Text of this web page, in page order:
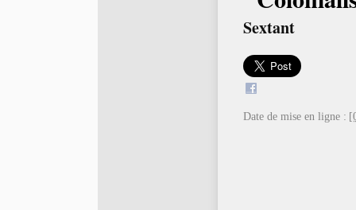
Sextant
Date de mise en ligne :